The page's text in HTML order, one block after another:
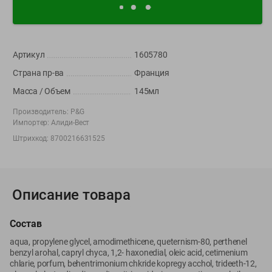
Корпоративный сайт Green
©2026ООО «ГРИНрозница» - Доставка продуктов питания в
Юридическая информация и условия пользовательского
Фрунзенского района г. Минска + 375 17 272 73 84 .
продавцом рассматривать обращения покупателей о нарушении их
потребителей: +375 44 560-60-61, shop@green-dostavka.by.
Способы оплаты товара:
Артикул
1605780
Страна пр-ва
Франция
Масса / Объем
145мл
Производитель: P&G
Импортер:Алиди-Вест
Штрихкод: 8700216631525
Описание товара
Состав
aqua, propylene glycel, amodimethicene, queternism-80, perthenel
benzyl arohal, capryl chyca, 1,2- haxonedial, oleic acid, cetimenium
chlarie, porfum, behentrimonium chkride kopregy acchol, trideeth-12,